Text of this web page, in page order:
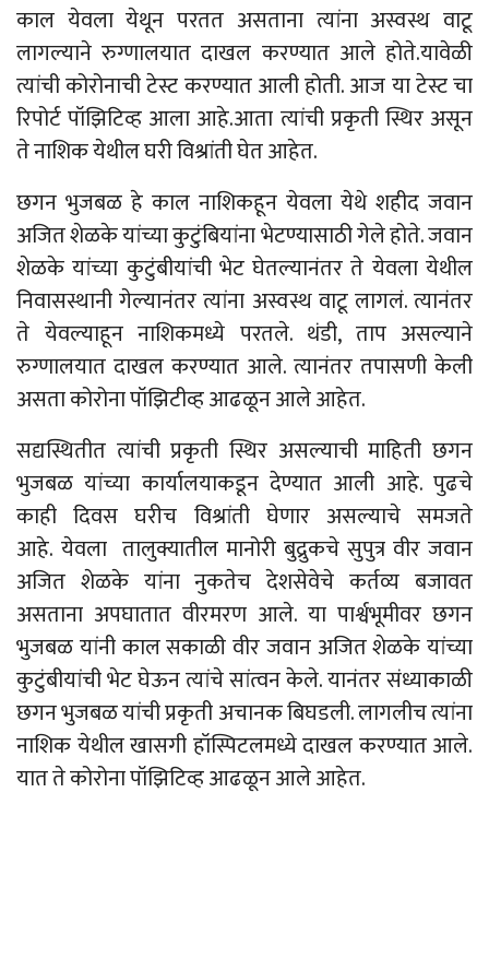
काल येवला येथून परतत असताना त्यांना अस्वस्थ वाटू
लागल्याने रुग्णालयात दाखल करण्यात आले होते.यावेळी
त्यांची कोरोनाची टेस्ट करण्यात आली होती. आज या टेस्ट चा
रिपोर्ट पॉझिटिव्ह आला आहे.आता त्यांची प्रकृती स्थिर असून
ते नाशिक येथील घरी विश्रांती घेत आहेत.
छगन भुजबळ हे काल नाशिकहून येवला येथे शहीद जवान
अजित शेळके यांच्या कुटुंबियांना भेटण्यासाठी गेले होते. जवान
शेळके यांच्या कुटुंबीयांची भेट घेतल्यानंतर ते येवला येथील
निवासस्थानी गेल्यानंतर त्यांना अस्वस्थ वाटू लागलं. त्यानंतर
ते येवल्याहून नाशिकमध्ये परतले. थंडी, ताप असल्याने
रुग्णालयात दाखल करण्यात आले. त्यानंतर तपासणी केली
असता कोरोना पॉझिटीव्ह आढळून आले आहेत.
सद्यस्थितीत त्यांची प्रकृती स्थिर असल्याची माहिती छगन
भुजबळ यांच्या कार्यालयाकडून देण्यात आली आहे. पुढचे
काही दिवस घरीच विश्रांती घेणार असल्याचे समजते
आहे. येवला तालुक्यातील मानोरी बुद्रुकचे सुपुत्र वीर जवान
अजित शेळके यांना नुकतेच देशसेवेचे कर्तव्य बजावत
असताना अपघातात वीरमरण आले. या पार्श्वभूमीवर छगन
भुजबळ यांनी काल सकाळी वीर जवान अजित शेळके यांच्या
कुटुंबीयांची भेट घेऊन त्यांचे सांत्वन केले. यानंतर संध्याकाळी
छगन भुजबळ यांची प्रकृती अचानक बिघडली. लागलीच त्यांना
नाशिक येथील खासगी हॉस्पिटलमध्ये दाखल करण्यात आले.
यात ते कोरोना पॉझिटिव्ह आढळून आले आहेत.